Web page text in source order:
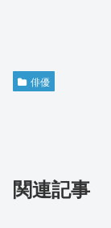
俳優
関連記事